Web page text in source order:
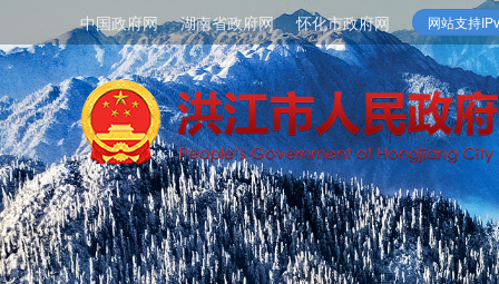
中国政府网 湖南省政府网 怀化市政府网 网站支持